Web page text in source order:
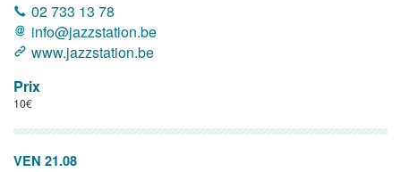
02 733 13 78
info@jazzstation.be
www.jazzstation.be
Prix
10€
VEN 21.08